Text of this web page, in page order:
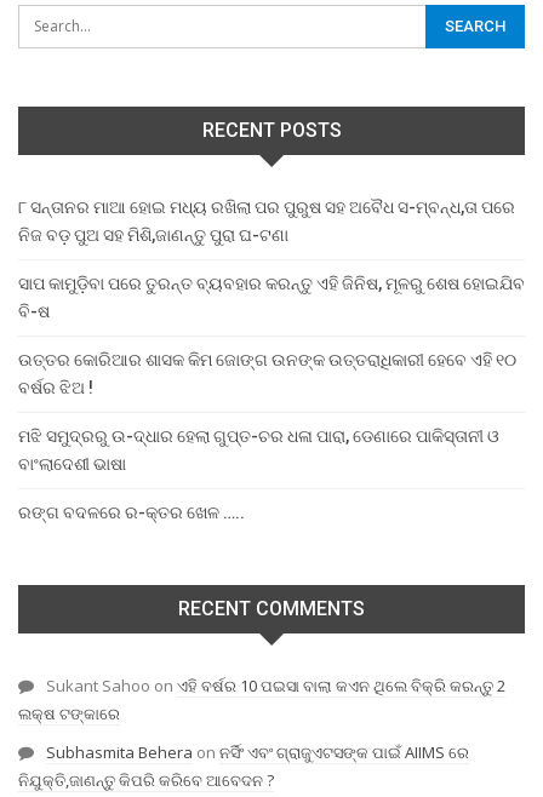
RECENT POSTS
୮ ସନ୍ତାନର ମାଆ ହୋଇ ମଧ୍ୟ ରଖିଲା ପର ପୁରୁଷ ସହ ଅବୈଧ ସ-ମ୍ବନ୍ଧ,ତା ପରେ
ନିଜ ବଡ଼ ପୁଅ ସହ ମିଶି,ଜାଣନ୍ତୁ ପୁରା ଘ-ଟଣା
ସାପ କାମୁଡ଼ିବା ପରେ ତୁରନ୍ତ ବ୍ୟବହାର କରନ୍ତୁ ଏହି ଜିନିଷ, ମୂଳରୁ ଶେଷ ହୋଇଯିବ
ବି-ଷ
ଉତ୍ତର କୋରିଆର ଶାସକ କିମ ଜୋଙ୍ଗ ଉନଙ୍କ ଉତ୍ତରାଧିକାରୀ ହେବେ ଏହି ୧୦
ବର୍ଷର ଝିଅ !
ମଝି ସମୁଦ୍ରରୁ ଉ-ଦ୍ଧାର ହେଲା ଗୁପ୍ତ-ଚର ଧଳା ପାରା, ଡେଣାରେ ପାକିସ୍ତାନୀ ଓ
ବାଂଲାଦେଶୀ ଭାଷା
ରଙ୍ଗ ବଦଳରେ ର-କ୍ତର ଖେଳ …..
RECENT COMMENTS
Sukant Sahoo on ଏହି ବର୍ଷର 10 ପଇସା ବାଲା କଏନ ଥିଲେ ବିକ୍ରି କରନ୍ତୁ 2
ଲକ୍ଷ ଟଙ୍କାରେ
Subhasmita Behera on ନର୍ସିଂ ଏବଂ ଗ୍ରାଜୁଏଟସଙ୍କ ପାଇଁ AIIMS ରେ
ନିଯୁକ୍ତି,ଜାଣନ୍ତୁ କିପରି କରିବେ ଆବେଦନ ?